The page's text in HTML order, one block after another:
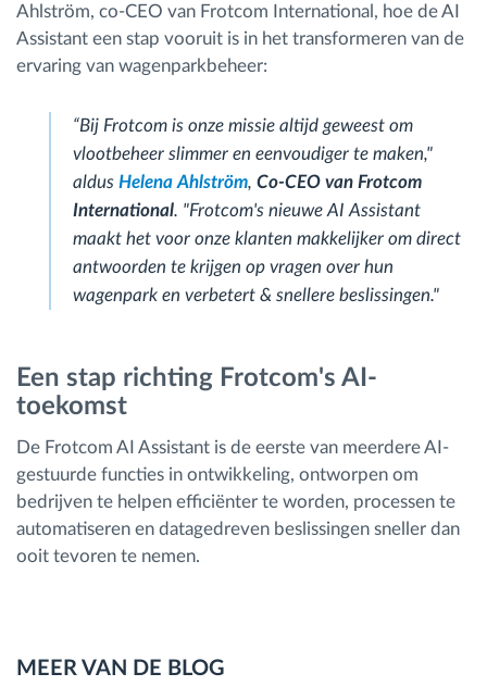
Ahlström, co-CEO van Frotcom International, hoe de AI
Assistant een stap vooruit is in het transformeren van de
ervaring van wagenparkbeheer:
“Bij Frotcom is onze missie altijd geweest om
vlootbeheer slimmer en eenvoudiger te maken,"
aldus Helena Ahlström, Co-CEO van Frotcom
International. "Frotcom's nieuwe AI Assistant
maakt het voor onze klanten makkelijker om direct
antwoorden te krijgen op vragen over hun
wagenpark en verbetert & snellere beslissingen."
Een stap richting Frotcom's AI-
toekomst
De Frotcom AI Assistant is de eerste van meerdere AI-
gestuurde functies in ontwikkeling, ontworpen om
bedrijven te helpen efficiënter te worden, processen te
automatiseren en datagedreven beslissingen sneller dan
ooit tevoren te nemen.
MEER VAN DE BLOG